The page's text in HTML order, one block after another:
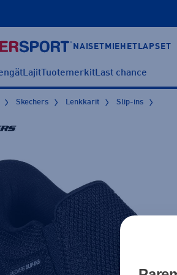
NAISET MIEHET LAPSET
LajitTuotemerkitLast chance
Skechers Lenkkarit Slip-ins